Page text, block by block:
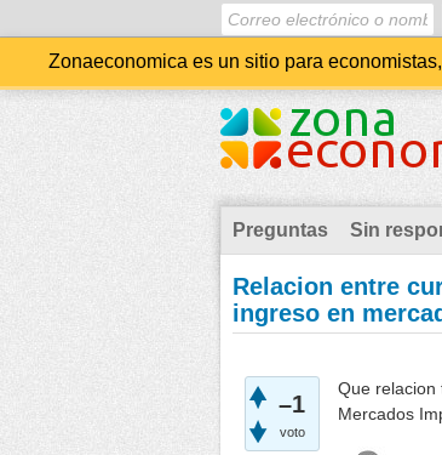
Zonaeconomica es un sitio para
Preguntas Sin
Relacion entre
ingreso en
–1
voto
Que relacion
Mercados